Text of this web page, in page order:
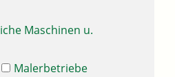
Maschinen u.
Malerbetriebe